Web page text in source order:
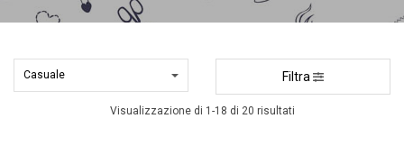
Filtra
Visualizzazione di 1-18 di 20 risultati